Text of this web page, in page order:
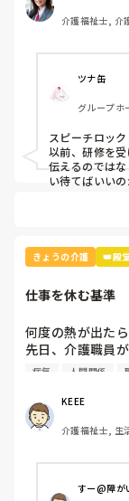
そんなに悪い言
がいかがでしょ
介護福祉士, 介
ツナ缶
グループホ
スピーチロッ
以前、研修を
伝えるのでは
い待てばいい
きょうの介護 👑殿
仕事を休む基準
何度の熱が出た
先日、介護職員
「37.8度くらい
熱が低く微熱で
皆さんの意見が聞
病気 人間関係
KEEE
介護福祉士, 生
すー@障が